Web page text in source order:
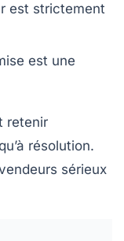
est strictement
est une
retenir
résolution.
sérieux